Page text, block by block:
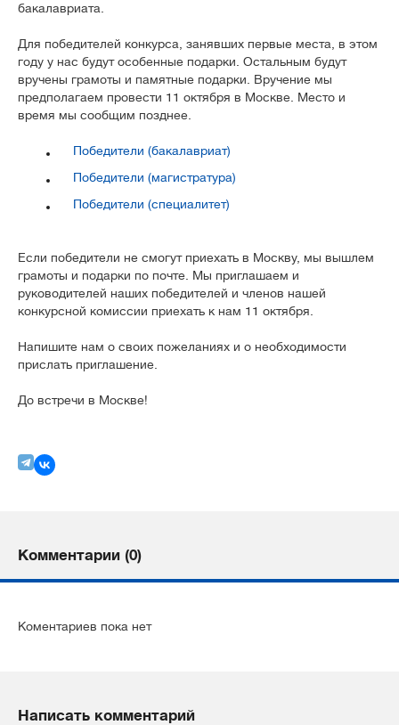
бакалавриата.
Для победителей конкурса, занявших первые места, в этом
году у нас будут особенные подарки. Остальным будут
вручены грамоты и памятные подарки. Вручение мы
предполагаем провести 11 октября в Москве. Место и
время мы сообщим позднее.
Победители (бакалавриат)
Победители (магистратура)
Победители (специалитет)
Если победители не смогут приехать в Москву, мы вышлем
грамоты и подарки по почте. Мы приглашаем и
руководителей наших победителей и членов нашей
конкурсной комиссии приехать к нам 11 октября.
Напишите нам о своих пожеланиях и о необходимости
прислать приглашение.
До встречи в Москве!
Комментарии (0)
Коментариев пока нет
Написать комментарий